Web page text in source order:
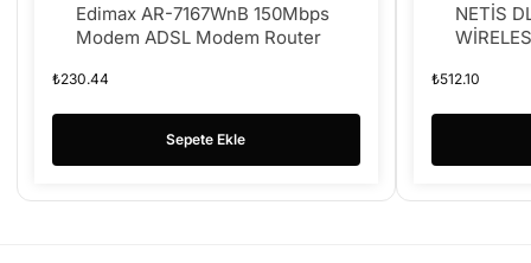
Edimax AR-7167WnB 150Mbps
Modem ADSL Modem Router
₺230.44
Sepete Ekle
NETİS
₺512.10